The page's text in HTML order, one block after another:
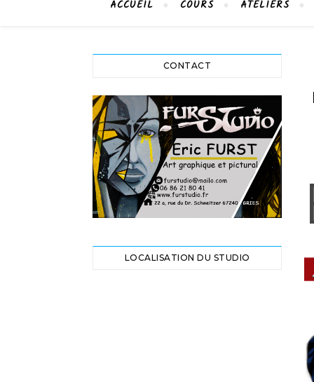
ACCUEIL COURS ATELIERS
CONTACT
LOCALISATION DU STUDIO